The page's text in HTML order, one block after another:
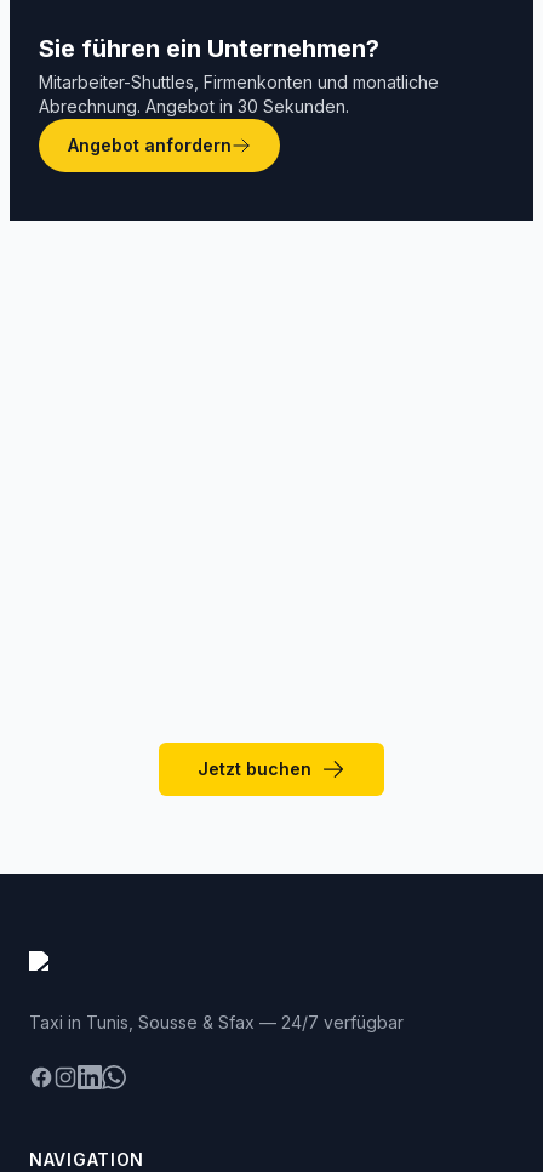
Sie führen ein Unternehmen?
Mitarbeiter-Shuttles, Firmenkonten und monatliche
Abrechnung. Angebot in 30 Sekunden.
Angebot anfordern
Jetzt buchen
Taxi in Tunis, Sousse & Sfax — 24/7 verfügbar
Facebook
Instagram
LinkedIn
WhatsApp
NAVIGATION